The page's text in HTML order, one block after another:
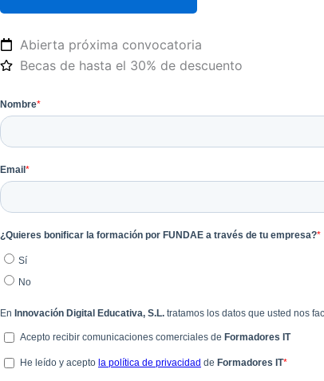
Abierta próxima convocatoria
Becas de hasta el 30% de descuento